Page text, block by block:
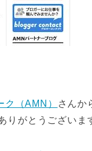
（AMN）
さんか
りがとうございま